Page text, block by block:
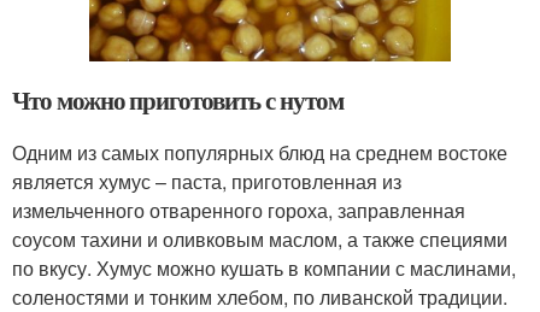
Что можно приготовить с нутом
Одним из самых популярных блюд на среднем востоке
является хумус – паста, приготовленная из
измельченного отваренного гороха, заправленная
соусом тахини и оливковым маслом, а также специями
по вкусу. Хумус можно кушать в компании с маслинами,
соленостями и тонким хлебом, по ливанской традиции.